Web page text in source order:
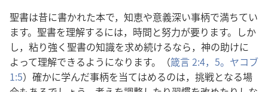
聖書は昔に書かれた本で，知恵や意義深い事柄で満ちてい
ます。聖書を理解するには，時間と努力が要ります。しか
し，粘り強く聖書の知識を求め続けるなら，神の助けに
よって理解できるようになります。（箴言 2:4，5。 ヤコブ
1:5）確かに学んだ事柄を当てはめるのは，挑戦となる場